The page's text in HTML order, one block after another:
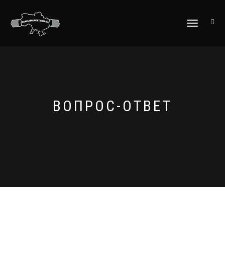
ПЕРЕКЛЮЧИТЬ
ВОПРОС-ОТВЕТ